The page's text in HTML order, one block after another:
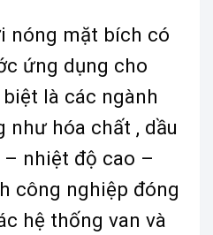
nóng mặt bích có
ứng dụng cho
là các ngành
như hóa chất , dầu
nhiệt độ cao –
công nghiệp đóng
hệ thống van và